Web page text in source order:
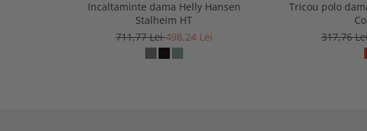
Incaltaminte dama Helly Hansen
Stalheim HT
711,77 Lei498,24 Lei
Tricou polo
317,76